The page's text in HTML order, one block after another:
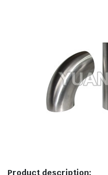
Product description: